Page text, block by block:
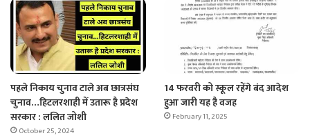
पहले निकाय चुनाव टाले अब छात्रसंघ
चुनाव…हिटलरशाही में उतारू है प्रदेश
सरकार : ललित जोशी
October 25, 2024
14 फरवरी को स्कूल रहेंगे बंद आदेश
हुआ जारी यह है वजह
February 11, 2025